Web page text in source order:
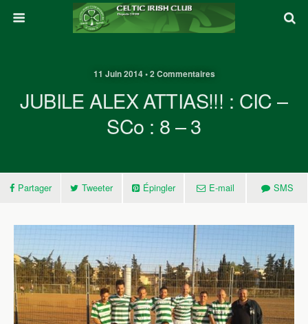
11 Juin 2014 • 2 Commentaires
JUBILE ALEX ATTIAS!!! : CIC –
SCo : 8 – 3
Partager Tweeter Épingler E-mail SMS